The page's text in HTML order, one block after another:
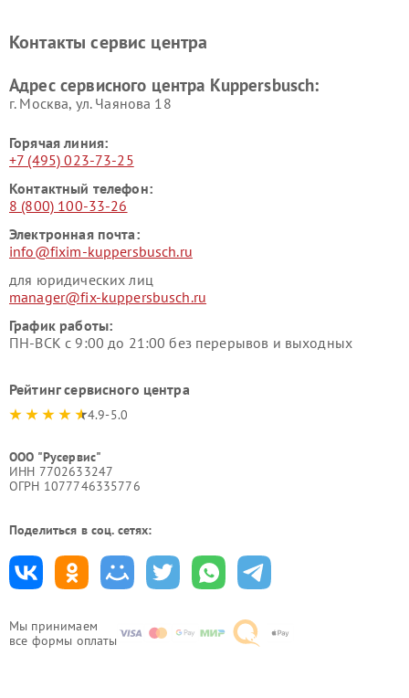
Мы принимаем
все формы оплаты
Kuppersbusch
вакуумных упаковщиков
Ремонт сушильных машин Kuppersbusch
Контакты сервис центра
Адрес сервисного центра Kuppersbusch:
г. Москва, ул. Чаянова 18
Горячая линия:
+7 (495) 023-73-25
Контактный телефон:
8 (800) 100-33-26
Электронная почта:
info@fixim-kuppersbusch.ru
для юридических лиц
manager@fix-kuppersbusch.ru
График работы:
ПН-ВСК с 9:00 до 21:00 без перерывов и выходных
Рейтинг сервисного центра
4.9-5.0
ООО "Русервис"
ИНН 7702633247
ОГРН 1077746335776
Поделиться в соц. сетях: